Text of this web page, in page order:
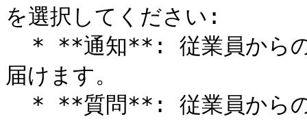
を選択してください:
届けます。